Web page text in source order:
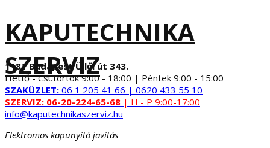
KAPUTECHNIKA
SZERVIZ
1181 Budapest Üllői út 343.
Hétfő - Csütörtök 9:00 - 18:00 | Péntek 9:00 - 15:00
SZAKÜZLET: 06 1 205 41 66 | 0620 433 55 10
SZERVIZ: 06-20-224-65-68 | H - P 9:00-17:00
info@kaputechnikaszerviz.hu
Elektromos kapunyitó javítás